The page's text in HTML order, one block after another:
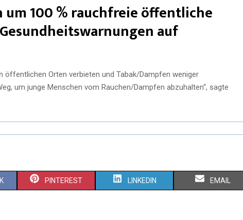
um 100 % rauchfreie öffentliche
auf
öffentlichen Orten verbieten und Tabak/Dampfen weniger
um junge Menschen vom Rauchen/Dampfen abzuhalten“, sagte
S
PINTEREST S
LINKEDIN S
EMAIL